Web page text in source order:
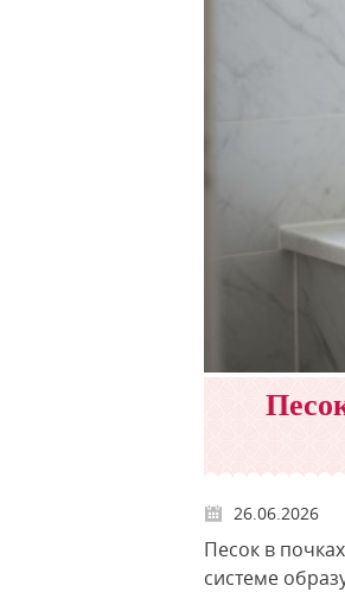
26.06.2026
Песок в
системе